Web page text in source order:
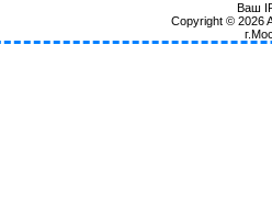
Ваш
Copyright © 2026